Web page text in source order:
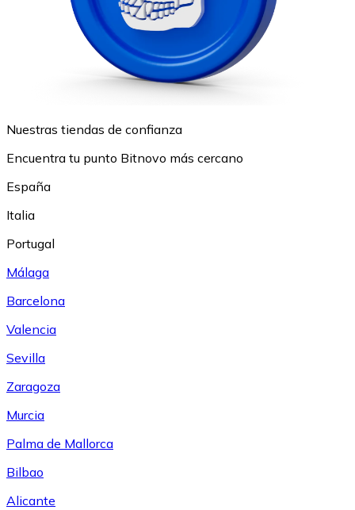
Nuestras tiendas de confianza
Encuentra tu punto Bitnovo más cercano
España
Italia
Portugal
Málaga
Barcelona
Valencia
Sevilla
Zaragoza
Murcia
Palma de Mallorca
Bilbao
Alicante